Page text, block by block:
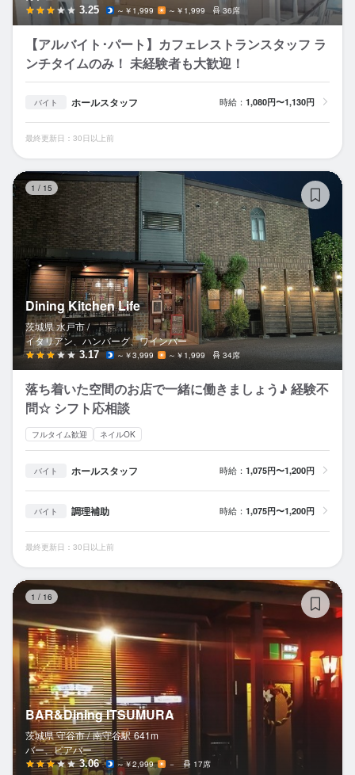
3.25 ～￥1,999 ～￥1,999 36席
【アルバイト･パート】カフェレストランスタッフ ラ
ンチタイムのみ！ 未経験者も大歓迎！
バイト ホールスタッフ 時給： 1,080円〜1,130円
最終更新日：30日以上前
1 / 15
Dining Kitchen Life
茨城県 水戸市 /
イタリアン、ハンバーグ、ワインバー
3.17 ～￥3,999 ～￥1,999 34席
落ち着いた空間のお店で一緒に働きましょう♪ 経験不
問☆ シフト応相談
フルタイム歓迎 ネイルOK
バイト ホールスタッフ 時給： 1,075円〜1,200円
バイト 調理補助 時給： 1,075円〜1,200円
最終更新日：30日以上前
1 / 16
BAR&Dining ITSUMURA
茨城県 守谷市 / 南守谷駅 641m
バー、ビアバー
3.06 ～￥2,999 － 17席